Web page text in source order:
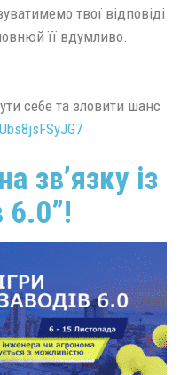
твої відповіді
її вдумливо.
себе та зловити шанс
зв’язку із
6.0”!